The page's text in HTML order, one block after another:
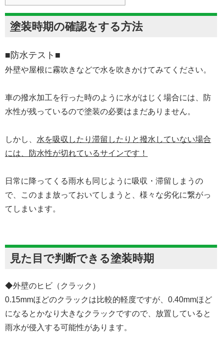
塗装時期の確認をする方法
■防水テスト■
外壁や屋根に霧吹きなどで水を吹きかけてみてください。
車の撥水加工を行った時のように水がはじく場合には、防
水性が残っているので塗装の必要はまだありません。
しかし、 水を吸収したり滞留したりと撥水していない場合
には、防水性が切れているサインです！
日常に降ってくる雨水も同じように吸収・滞留しまうの
で、このまま放っておいてしまうと、様々な劣化に繋がっ
てしまいます。
見た目で判断できる塗装時期
◆外壁のヒビ（クラック）
0.15mmほどのクラックは比較的軽度ですが、0.40mmほど
になるとかなり大きなクラックですので、放置していると
雨水が侵入する可能性があります。